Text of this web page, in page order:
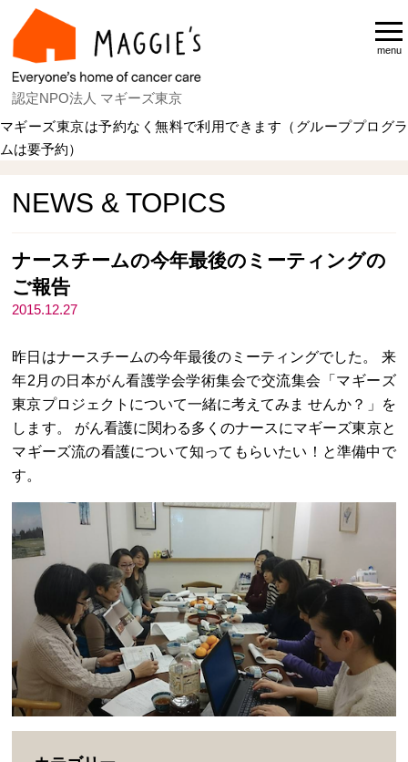
認定NPO法人 マギーズ東京
menu
マギーズ東京は予約なく無料で利用できます（グループプログラ
ムは要予約）
NEWS & TOPICS
ナースチームの今年最後のミーティングの
ご報告
2015.12.27
昨日はナースチームの今年最後のミーティングでした。 来
年2月の日本がん看護学会学術集会で交流集会「マギーズ
東京プロジェクトについて一緒に考えてみま せんか？」を
します。 がん看護に関わる多くのナースにマギーズ東京と
マギーズ流の看護について知ってもらいたい！と準備中で
す。